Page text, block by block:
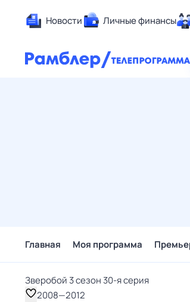
Новости Личные финансы
Главная Моя программа
Зверобой 3 сезон 30-я серия
2008—2012